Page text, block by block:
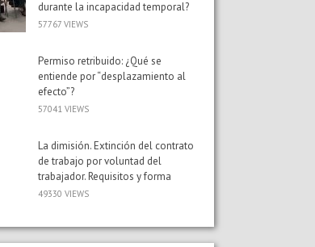
durante la incapacidad temporal?
57767 VIEWS
Permiso retribuido: ¿Qué se
entiende por “desplazamiento al
efecto”?
57041 VIEWS
La dimisión. Extinción del contrato
de trabajo por voluntad del
trabajador. Requisitos y forma
49330 VIEWS